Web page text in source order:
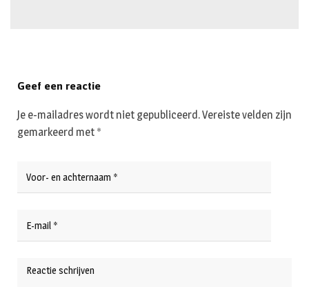
Geef een reactie
Je e-mailadres wordt niet gepubliceerd.Vereiste velden zijn
gemarkeerd met *